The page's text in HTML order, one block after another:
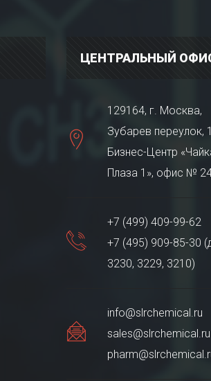
ЦЕНТРАЛЬНЫЙ
129164, г. Москва,
Зубарев переулок,
Бизнес-Центр
Плаза 1», офис №
+7 (499) 409-99-62
+7 (495) 909-85-30
3230, 3229, 3210)
info@slrchemical.ru
sales@slrchemical.ru